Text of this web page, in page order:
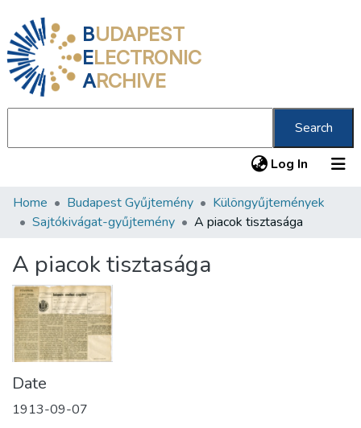
BUDAPEST
ELECTRONIC
ARCHIVE
Search
Log In (current)
Communities & Collections
Statistics
About us
Home Budapest Gyűjtemény
Különgyűjtemények
Sajtókivágat-gyűjtemény
A piacok tisztasága
A piacok tisztasága
Date
1913-09-07